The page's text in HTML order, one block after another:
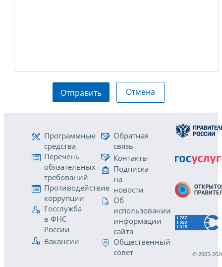
Отправить Отмена
Программные
средства
Перечень
обязательных
требований
Противодействие
коррупции
Госслужба
в ФНС
России
Вакансии
Обратная
связь
Контакты
Подписка
на
новости
Об
использовании
информации
сайта
Общественный
совет
© 2005-